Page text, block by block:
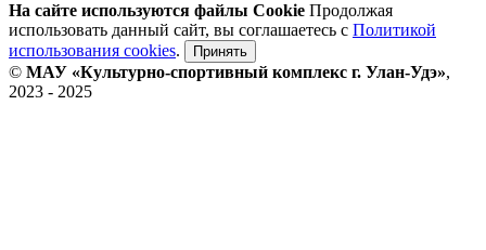
На сайте используются файлы Cookie Продолжая
использовать данный сайт, вы соглашаетесь с Политикой
использования cookies. Принять
© МАУ «Культурно-спортивный комплекс г. Улан-Удэ»,
2023 - 2025